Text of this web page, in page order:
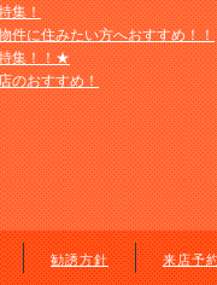
集！
件に住みたい方へおすすめ！！
集！！★
のおすすめ！
勧誘方針 来店予